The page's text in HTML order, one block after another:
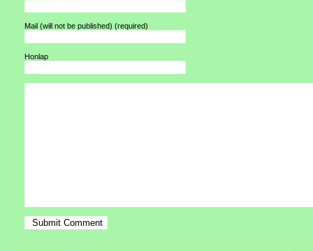
Mail (will not be published) (required)
Honlap